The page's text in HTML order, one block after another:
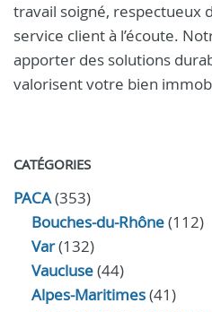
travail soigné, respectueux
service client à l’écoute.
apporter des solutions
valorisent votre bien
CATÉGORIES
PACA(353)
Bouches-du-Rhône(112)
Var(132)
Vaucluse(44)
Alpes-Maritimes(41)